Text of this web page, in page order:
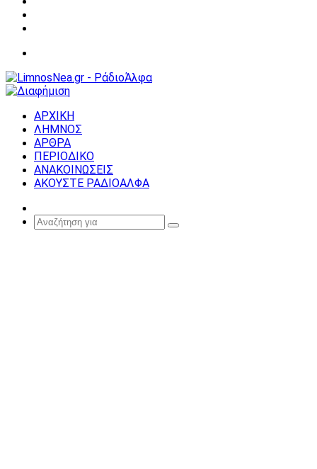
ΑΡΧΙΚΗ
ΛΗΜΝΟΣ
ΑΡΘΡΑ
ΠΕΡΙΟΔΙΚΟ
ΑΝΑΚΟΙΝΩΣΕΙΣ
ΑΚΟΥΣΤΕ ΡΑΔΙΟΑΛΦΑ
Article
Αναζήτηση